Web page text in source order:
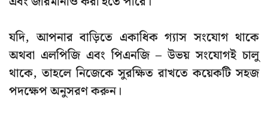
যদি, আপনার বাড়িতে একাধিক গ্যাস সংযোগ থাকে
অথবা এলপিজি এবং পিএনজি – উভয় সংযোগই চালু
থাকে, তাহলে নিজেকে সুরক্ষিত রাখতে কয়েকটি সহজ
পদক্ষেপ অনুসরণ করুন।